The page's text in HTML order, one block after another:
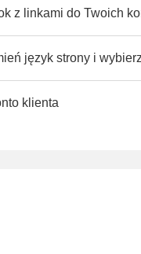
z linkami do Twoich
język strony i
klienta